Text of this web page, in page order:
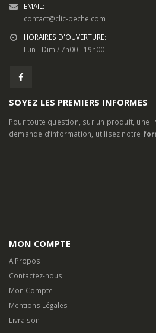
EMAIL:
contact@clic-peche.com
HORAIRES D'OUVERTURE:
Lun - Dim / 7h00 - 19h00
SOYEZ LES PREMIERS INFORMES
Pour toute question, sur un produit, une
demande d’information, utilisez notre
MON COMPTE
A Propos
Contactez-nous
Mon Compte
Mentions Légales
Livraison